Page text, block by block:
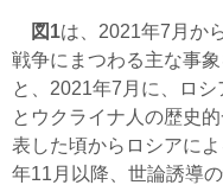
図1は、2021年7月か
戦争にまつわる主な事
と、2021年7月に、ロ
とウクライナ人の歴史
表した頃からロシアに
年11月以降、世論誘導